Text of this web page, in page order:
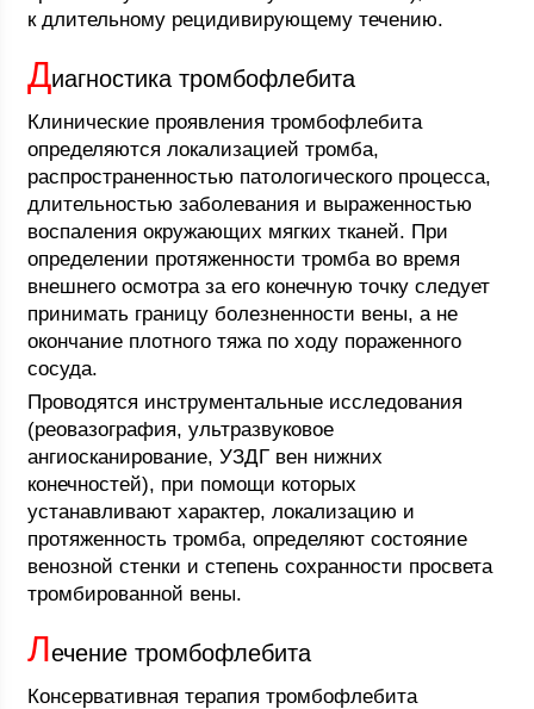
к длительному рецидивирующему течению.
Диагностика тромбофлебита
Клинические проявления тромбофлебита
определяются локализацией тромба,
распространенностью патологического процесса,
длительностью заболевания и выраженностью
воспаления окружающих мягких тканей. При
определении протяженности тромба во время
внешнего осмотра за его конечную точку следует
принимать границу болезненности вены, а не
окончание плотного тяжа по ходу пораженного
сосуда.
Проводятся инструментальные исследования
(реовазография, ультразвуковое
ангиосканирование, УЗДГ вен нижних
конечностей), при помощи которых
устанавливают характер, локализацию и
протяженность тромба, определяют состояние
венозной стенки и степень сохранности просвета
тромбированной вены.
Лечение тромбофлебита
Консервативная терапия тромбофлебита